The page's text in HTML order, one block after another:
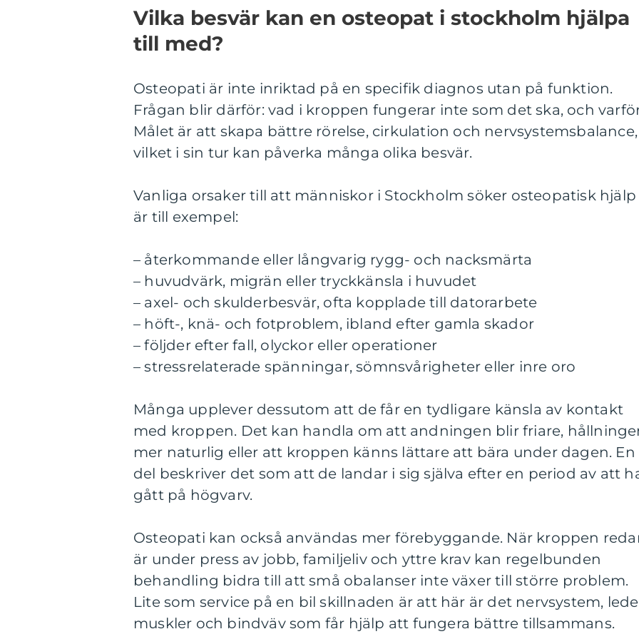
Vilka besvär kan en osteopat i stockholm hjälpa
till med?
Osteopati är inte inriktad på en specifik diagnos utan på funktion.
Frågan blir därför: vad i kroppen fungerar inte som det ska, och
Målet är att skapa bättre rörelse, cirkulation och nervsystemsbalance,
vilket i sin tur kan påverka många olika besvär.
Vanliga orsaker till att människor i Stockholm söker osteopatisk hjälp
är till exempel:
– återkommande eller långvarig rygg- och nacksmärta
– huvudvärk, migrän eller tryckkänsla i huvudet
– axel- och skulderbesvär, ofta kopplade till datorarbete
– höft-, knä- och fotproblem, ibland efter gamla skador
– följder efter fall, olyckor eller operationer
– stressrelaterade spänningar, sömnsvårigheter eller inre oro
Många upplever dessutom att de får en tydligare känsla av kontakt
med kroppen. Det kan handla om att andningen blir friare,
mer naturlig eller att kroppen känns lättare att bära under dagen. En
del beskriver det som att de landar i sig själva efter en period av att
gått på högvarv.
Osteopati kan också användas mer förebyggande. När kroppen
är under press av jobb, familjeliv och yttre krav kan regelbunden
behandling bidra till att små obalanser inte växer till större problem.
Lite som service på en bil skillnaden är att här är det nervsystem,
muskler och bindväv som får hjälp att fungera bättre tillsammans.